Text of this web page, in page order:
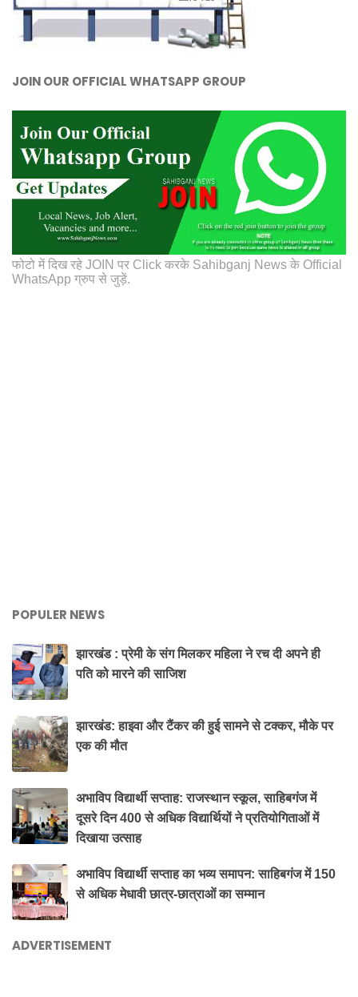
JOIN OUR OFFICIAL WHATSAPP GROUP
फोटो में दिख रहे JOIN पर Click करके Sahibganj News के Official
WhatsApp ग्रुप से जुड़ें.
POPULER NEWS
झारखंड : प्रेमी के संग मिलकर महिला ने रच दी अपने ही
पति को मारने की साजिश
झारखंड: हाइवा और टैंकर की हुई सामने से टक्कर, मौके पर
एक की मौत
अभाविप विद्यार्थी सप्ताह: राजस्थान स्कूल, साहिबगंज में
दूसरे दिन 400 से अधिक विद्यार्थियों ने प्रतियोगिताओं में
दिखाया उत्साह
अभाविप विद्यार्थी सप्ताह का भव्य समापन: साहिबगंज में 150
से अधिक मेधावी छात्र-छात्राओं का सम्मान
ADVERTISEMENT